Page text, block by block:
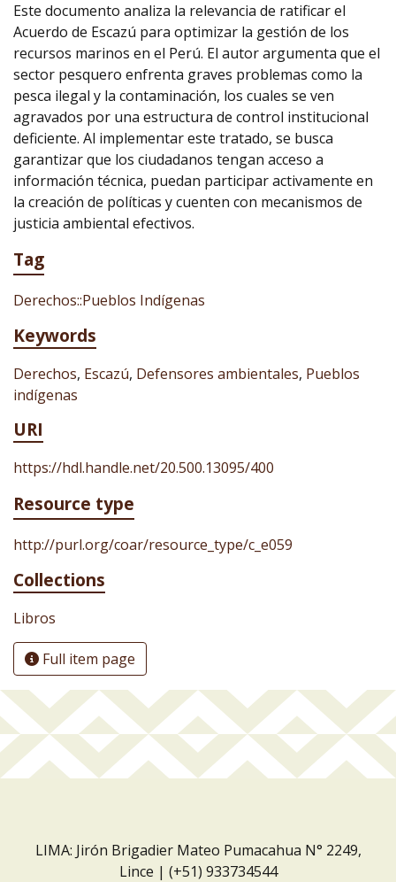
Este documento analiza la relevancia de ratificar el
Acuerdo de Escazú para optimizar la gestión de los
recursos marinos en el Perú. El autor argumenta que el
sector pesquero enfrenta graves problemas como la
pesca ilegal y la contaminación, los cuales se ven
agravados por una estructura de control institucional
deficiente. Al implementar este tratado, se busca
garantizar que los ciudadanos tengan acceso a
información técnica, puedan participar activamente en
la creación de políticas y cuenten con mecanismos de
justicia ambiental efectivos.
Tag
Derechos::Pueblos Indígenas
Keywords
Derechos, Escazú, Defensores ambientales, Pueblos
indígenas
URI
https://hdl.handle.net/20.500.13095/400
Resource type
http://purl.org/coar/resource_type/c_e059
Collections
Libros
Full item page
LIMA: Jirón Brigadier Mateo Pumacahua N° 2249,
Lince | (+51) 933734544